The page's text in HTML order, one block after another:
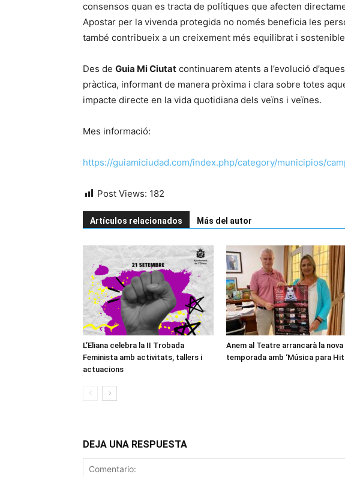
consensos quan es tracta de polítiques que afecten
Apostar per la vivenda protegida no només beneficia les
també contribueix a un creixement més equilibrat i sostenible
Des de Guia Mi Ciutat continuarem atents a l’evolució
pràctica, informant de manera pròxima i clara sobre totes
impacte directe en la vida quotidiana dels veïns i veïnes.
Mes informació:
https://guiamiciudad.com/index.php/category/municipios/
Post Views: 182
Artículos relacionados Más del autor
L’Eliana celebra la II Trobada
Feminista amb activitats, tallers i
actuacions
Anem al Teatre arrancarà la nova
temporada amb ‘Música para
DEJA UNA RESPUESTA